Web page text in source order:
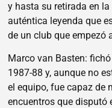
y hasta su retirada en
auténtica leyenda que
de un club que empezó
Marco van Basten:
1987-88 y, aunque no
el equipo, fue capaz de
encuentros que disputó